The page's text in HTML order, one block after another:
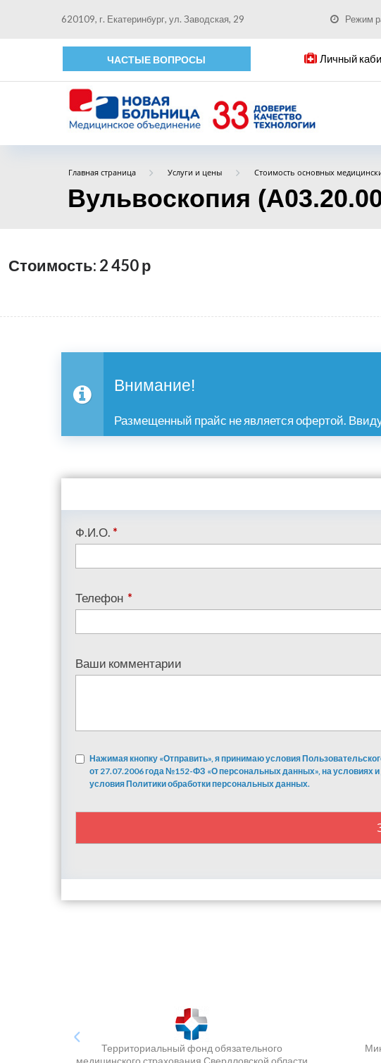
620109, г. Екатеринбург, ул. Заводская, 29 Режим
ЧАСТЫЕ ВОПРОСЫ Личный
Главная страница Услуги и цены Стоимость основных
Вульвоскопия
Стоимость: 2 450р
Внимание!
Размещенный прайс не является офертой.
Ф.И.О. *
Телефон *
Ваши комментарии
Нажимая кнопку «Отправить», я принимаю условия
от 27.07.2006 года №152-ФЗ «О персональных данных», на условиях
условия Политики обработки персональных данных.
Территориальный фонд обязательного